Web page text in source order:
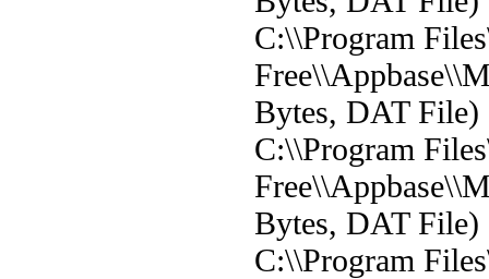
C:\\Program
Bytes, DAT File)
C:\\Program
Bytes, DAT File)
C:\\Program